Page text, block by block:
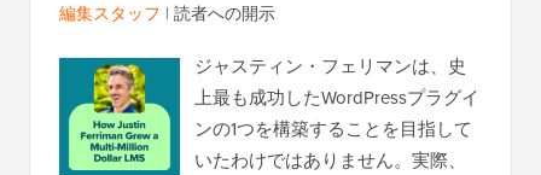
編集スタッフ | 読者への開示
ジャスティン・フェリマンは、史
上最も成功したWordPressプラグイ
ンの1つを構築することを目指して
いたわけではありません。実際、